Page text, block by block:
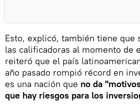
Esto, explicó, también tiene que
las calificadoras al momento de
reiteró que el país
año pasado rompió récord en
es una nación que no da
que hay riesgos para los